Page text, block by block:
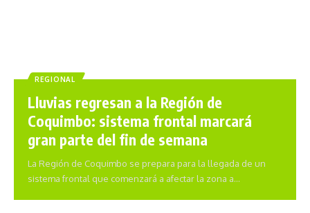
REGIONAL
Lluvias regresan a la Región de
Coquimbo: sistema frontal marcará
gran parte del fin de semana
La Región de Coquimbo se prepara para la llegada de un
sistema frontal que comenzará a afectar la zona a…